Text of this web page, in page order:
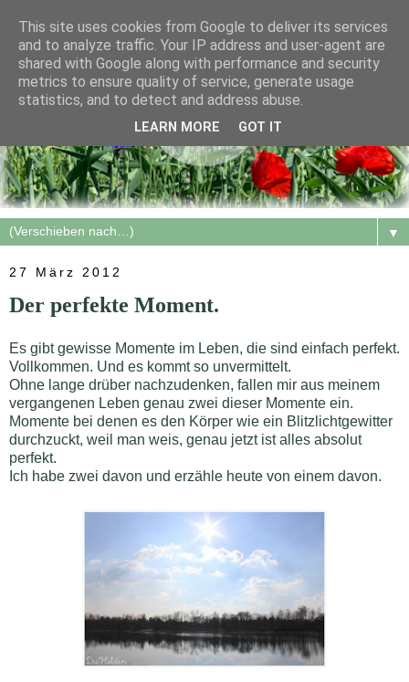
▼
27 März 2012
Der perfekte Moment.
Es gibt gewisse Momente im Leben, die sind einfach perfekt.
Vollkommen. Und es kommt so unvermittelt.
Ohne lange drüber nachzudenken, fallen mir aus meinem
vergangenen Leben genau zwei dieser Momente ein.
Momente bei denen es den Körper wie ein Blitzlichtgewitter
durchzuckt, weil man weis, genau jetzt ist alles absolut
perfekt.
Ich habe zwei davon und erzähle heute von einem davon.
This site uses cookies from Google to deliver its services
and to analyze traffic. Your IP address and user-agent are
shared with Google along with performance and security
metrics to ensure quality of service, generate usage
statistics, and to detect and address abuse.
LEARN MORE GOT IT